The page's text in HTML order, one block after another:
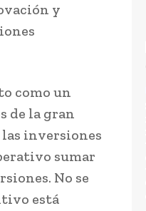
y
como un
de la gran
las inversiones
sumar
No se
está